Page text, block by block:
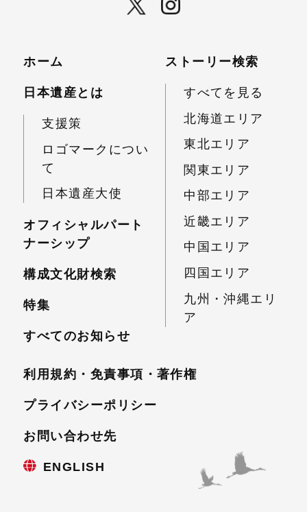
ホーム
日本遺産とは
支援策
ロゴマークについ
て
日本遺産大使
オフィシャルパート
ナーシップ
構成文化財検索
特集
すべてのお知らせ
ストーリー検索
すべてを見る
北海道エリア
東北エリア
関東エリア
中部エリア
近畿エリア
中国エリア
四国エリア
九州・沖縄エリ
ア
利用規約・免責事項・著作権
プライバシーポリシー
お問い合わせ先
ENGLISH